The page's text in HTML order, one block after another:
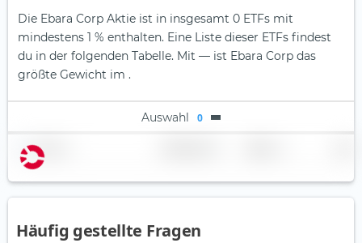
Die Ebara Corp Aktie ist in insgesamt 0 ETFs mit
mindestens 1 % enthalten. Eine Liste dieser ETFs findest
du in der folgenden Tabelle. Mit — ist Ebara Corp das
größte Gewicht im .
Auswahl 0
Name
Häufig gestellte Fragen